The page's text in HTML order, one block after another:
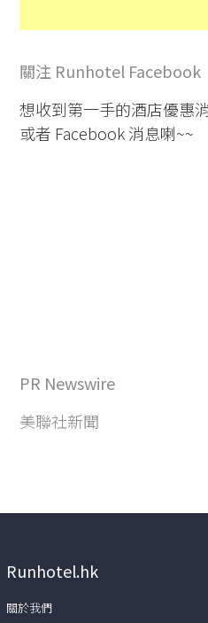
關注 Runhotel Facebook
想收到第一手的酒店優惠
或者 Facebook 消息喇~~
PR Newswire
美聯社新聞
Runhotel.hk
關於我們